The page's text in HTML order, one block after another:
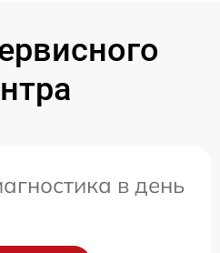
в день